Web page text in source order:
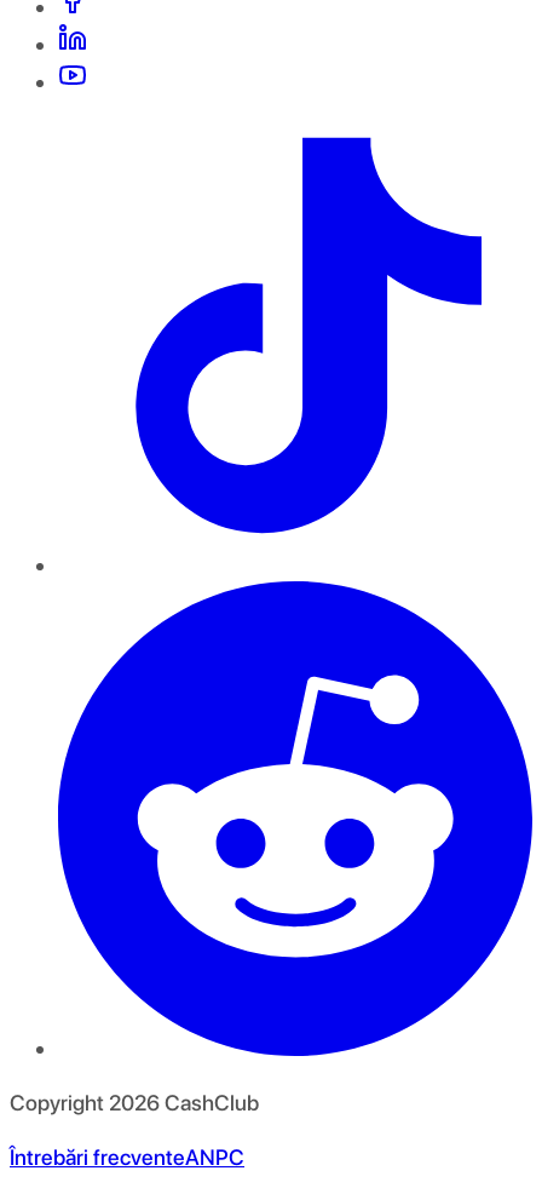
Copyright 2026CashClub
Întrebări frecventeANPC